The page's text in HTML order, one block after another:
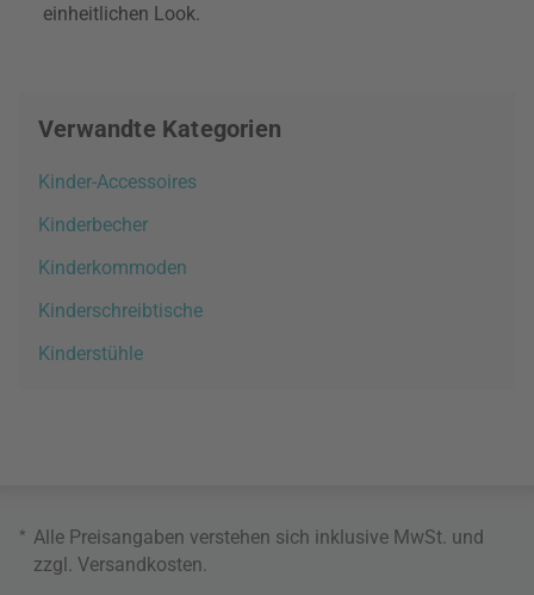
einheitlichen Look.
Verwandte Kategorien
Kinder-Accessoires
Kinderbecher
Kinderkommoden
Kinderschreibtische
Kinderstühle
* Alle Preisangaben verstehen sich inklusive MwSt. und
zzgl. Versandkosten.